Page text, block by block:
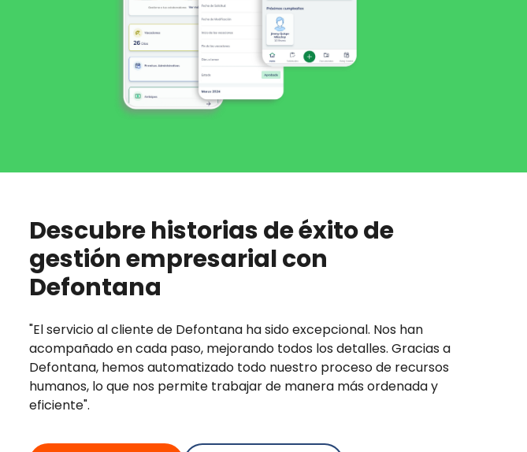
Descubre historias de éxito de
gestión empresarial con
Defontana
"El servicio al cliente de Defontana ha sido excepcional. Nos han
acompañado en cada paso, mejorando todos los detalles. Gracias a
Defontana, hemos automatizado todo nuestro proceso de recursos
humanos, lo que nos permite trabajar de manera más ordenada y
eficiente".